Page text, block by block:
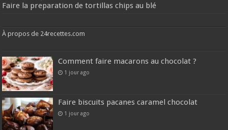
Faire la preparation de tortillas chips au blé
À propos de 24recettes.com
Comment faire macarons au chocolat ?
1 jour ago
Faire biscuits pacanes caramel chocolat
1 jour ago